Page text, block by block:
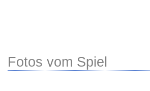
Fotos vom Spiel